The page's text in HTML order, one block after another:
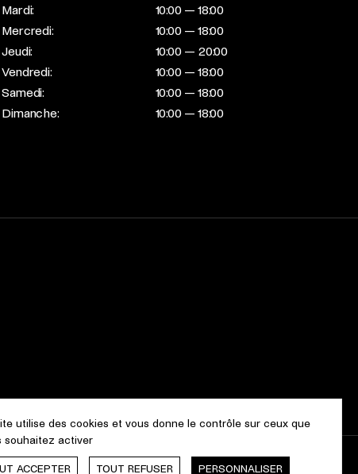
Mardi:
10:00 — 18:00
Mercredi:
10:00 — 18:00
Jeudi:
10:00 — 20:00
Vendredi:
10:00 — 18:00
Samedi:
10:00 — 18:00
Dimanche:
10:00 — 18:00
Webdesign & Développement bycropmark
utilise des cookies et vous donne le contrôle sur ceux que
souhaitez activer
ACCEPTER TOUT REFUSER PERSONNALISER